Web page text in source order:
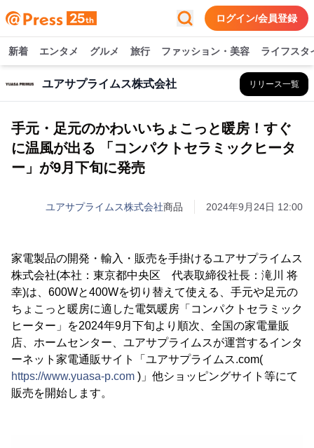
ログイン/会員登録
新着 エンタメ グルメ 旅行 ファッション・美容 ライフスタ
ユアサプライムス株式会社 リリース一覧
手元・足元のかわいいちょこっと暖房！すぐ
に温風が出る 「コンパクトセラミックヒータ
ー」が9月下旬に発売
ユアサプライムス株式会社商品 2024年9月24日 12:00
家電製品の開発・輸入・販売を手掛けるユアサプライムス
株式会社(本社：東京都中央区 代表取締役社長：滝川 将
幸)は、600Wと400Wを切り替えて使える、手元や足元の
ちょこっと暖房に適した電気暖房「コンパクトセラミック
ヒーター」を2024年9月下旬より順次、全国の家電量販
店、ホームセンター、ユアサプライムスが運営するインタ
ーネット家電通販サイト「ユアサプライムス.com(
https://www.yuasa-p.com )」他ショッピングサイト等にて
販売を開始します。